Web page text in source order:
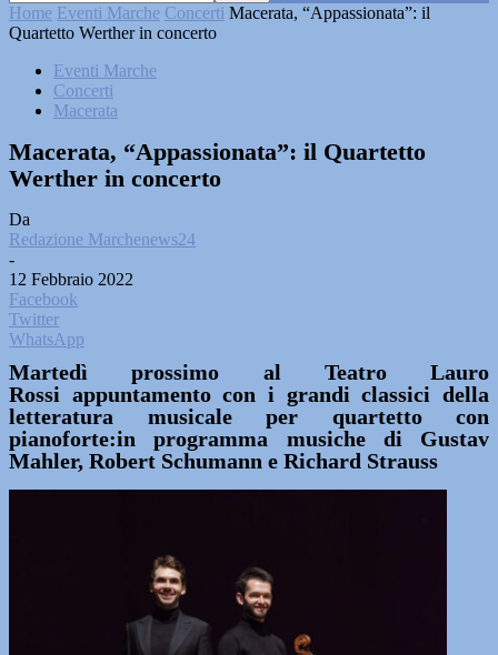
Home Eventi Marche Concerti Macerata, “Appassionata”: il
Quartetto Werther in concerto
Eventi Marche
Concerti
Macerata
Macerata, “Appassionata”: il Quartetto
Werther in concerto
Da
Redazione Marchenews24
-
12 Febbraio 2022
Facebook
Twitter
WhatsApp
Martedì prossimo al Teatro Lauro
Rossi appuntamento con i grandi classici della
letteratura musicale per quartetto con
pianoforte:in programma musiche di Gustav
Mahler, Robert Schumann e Richard Strauss